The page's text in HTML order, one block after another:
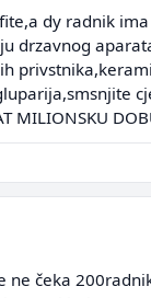
dy radnik
drzavnog
MILIONSKU
ne čeka